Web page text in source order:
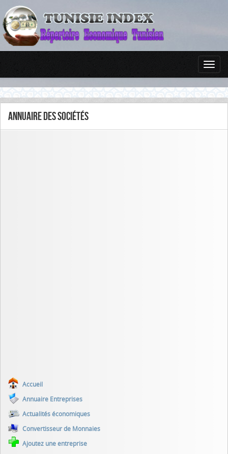
Annuaire des sociétés
Accueil
Annuaire Entreprises
Actualités économiques
Convertisseur de Monnaies
Ajoutez une entreprise